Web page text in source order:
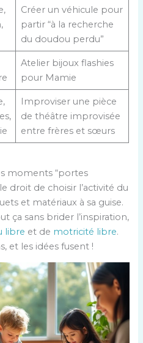
Créer un véhicule pour
partir “à la recherche
du doudou perdu”
Atelier bijoux flashies
pour Mamie
Improviser une pièce
de théâtre improvisée
entre frères et sœurs
moments “portes
droit de choisir l’activité du
et matériaux à sa guise.
ça sans brider l’inspiration,
libre et de motricité libre.
et les idées fusent !